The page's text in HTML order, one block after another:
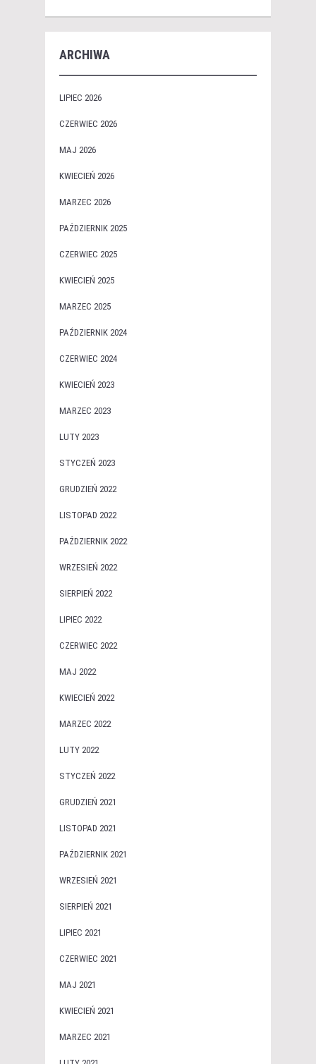
ARCHIWA
LIPIEC 2026
CZERWIEC 2026
MAJ 2026
KWIECIEŃ 2026
MARZEC 2026
PAŹDZIERNIK 2025
CZERWIEC 2025
KWIECIEŃ 2025
MARZEC 2025
PAŹDZIERNIK 2024
CZERWIEC 2024
KWIECIEŃ 2023
MARZEC 2023
LUTY 2023
STYCZEŃ 2023
GRUDZIEŃ 2022
LISTOPAD 2022
PAŹDZIERNIK 2022
WRZESIEŃ 2022
SIERPIEŃ 2022
LIPIEC 2022
CZERWIEC 2022
MAJ 2022
KWIECIEŃ 2022
MARZEC 2022
LUTY 2022
STYCZEŃ 2022
GRUDZIEŃ 2021
LISTOPAD 2021
PAŹDZIERNIK 2021
WRZESIEŃ 2021
SIERPIEŃ 2021
LIPIEC 2021
CZERWIEC 2021
MAJ 2021
KWIECIEŃ 2021
MARZEC 2021